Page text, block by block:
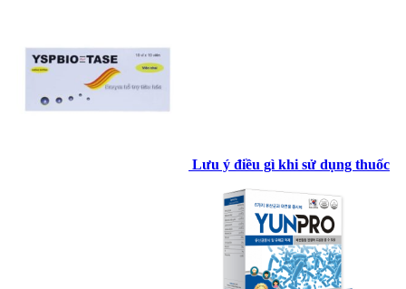
Lưu ý điều gì khi sử dụng thuốc